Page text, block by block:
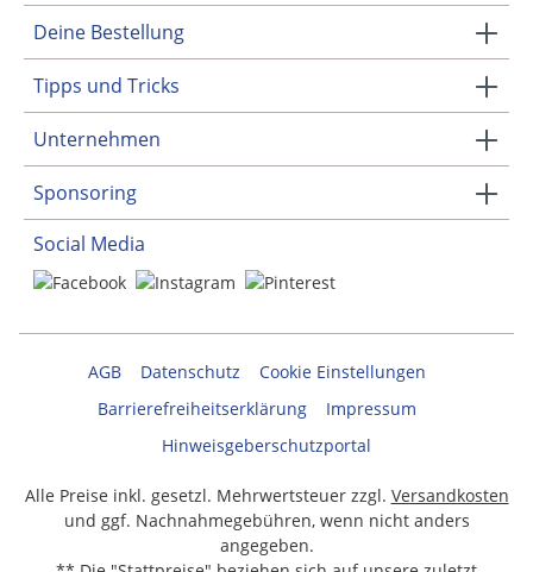
Deine Bestellung
Tipps und Tricks
Unternehmen
Sponsoring
Social Media
AGB Datenschutz
Cookie Einstellungen
Barrierefreiheitserklärung
Impressum
Hinweisgeberschutzportal
Alle Preise inkl. gesetzl. Mehrwertsteuer zzgl. Versandkosten
und ggf. Nachnahmegebühren, wenn nicht anders
angegeben.